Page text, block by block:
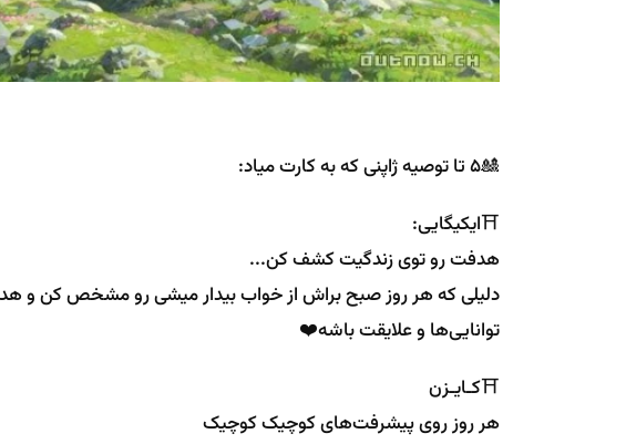
🎎5 تا توصیه ژاپنی که به کارت میاد:
⛩ایکیگایی:
هدفت رو توی زندگیت کشف کن...
دلیلی که هر روز صبح براش از خواب بیدار میشی رو مشخص کن و
توانایی‌ها و علایقت باشه❤️
⛩کـایـزن
هر روز روی پیشرفت‌های کوچیک کوچیک